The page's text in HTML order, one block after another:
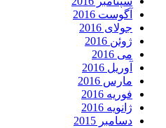
آگوست 2016
جولای 2016
ژوئن 2016
می 2016
آوریل 2016
مارس 2016
فوریه 2016
ژانویه 2016
دسامبر 2015